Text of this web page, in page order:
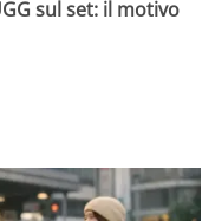
sul set: il motivo